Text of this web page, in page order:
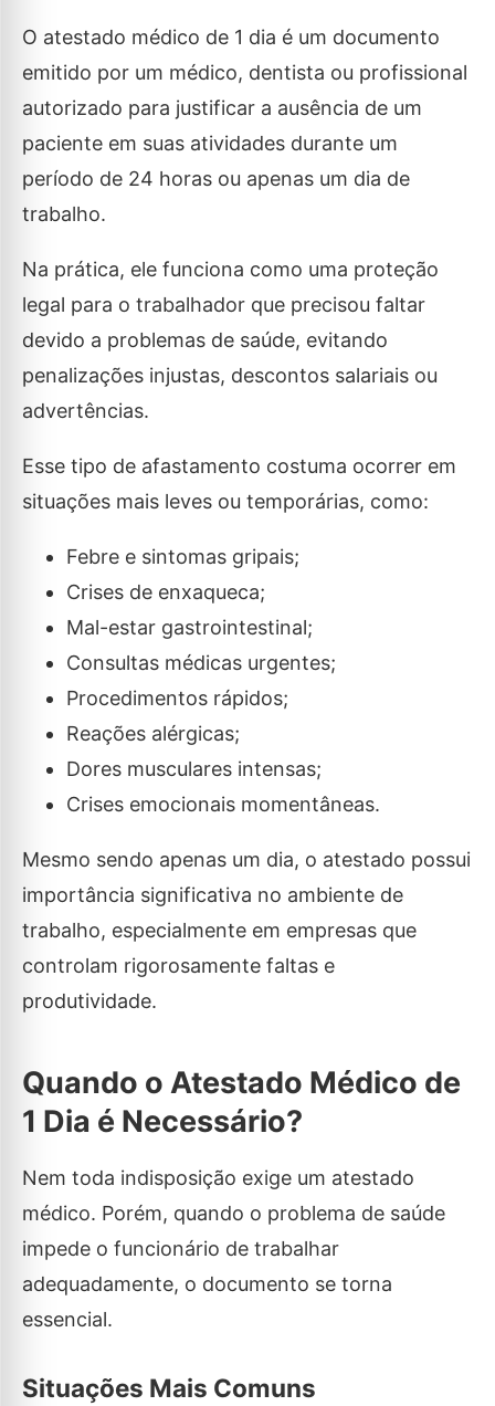
O atestado médico de 1 dia é um documento
emitido por um médico, dentista ou profissional
autorizado para justificar a ausência de um
paciente em suas atividades durante um
período de 24 horas ou apenas um dia de
trabalho.
Na prática, ele funciona como uma proteção
legal para o trabalhador que precisou faltar
devido a problemas de saúde, evitando
penalizações injustas, descontos salariais ou
advertências.
Esse tipo de afastamento costuma ocorrer em
situações mais leves ou temporárias, como:
Febre e sintomas gripais;
Crises de enxaqueca;
Mal-estar gastrointestinal;
Consultas médicas urgentes;
Procedimentos rápidos;
Reações alérgicas;
Dores musculares intensas;
Crises emocionais momentâneas.
Mesmo sendo apenas um dia, o atestado possui
importância significativa no ambiente de
trabalho, especialmente em empresas que
controlam rigorosamente faltas e
produtividade.
Quando o Atestado Médico de
1 Dia é Necessário?
Nem toda indisposição exige um atestado
médico. Porém, quando o problema de saúde
impede o funcionário de trabalhar
adequadamente, o documento se torna
essencial.
Situações Mais Comuns